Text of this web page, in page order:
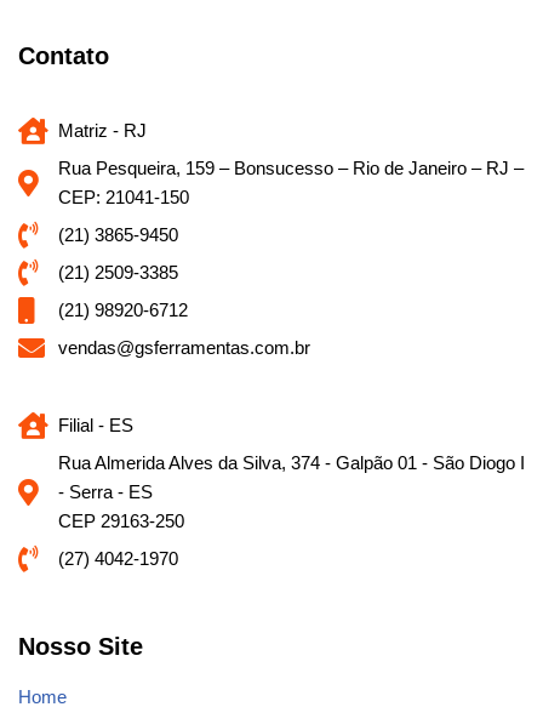
Contato
Matriz - RJ
Rua Pesqueira, 159 – Bonsucesso – Rio de Janeiro – RJ –
CEP: 21041-150
(21) 3865-9450
(21) 2509-3385
(21) 98920-6712
vendas@gsferramentas.com.br
Filial - ES
Rua Almerida Alves da Silva, 374 - Galpão 01 - São Diogo I
- Serra - ES
CEP 29163-250
(27) 4042-1970
Nosso Site
Home